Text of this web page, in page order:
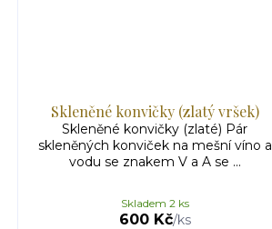
Skleněné konvičky (zlatý vršek)
Skleněné konvičky (zlaté) Pár
skleněných konviček na mešní víno a
vodu se znakem V a A se ...
600 Kč/ks
Skladem 2 ks